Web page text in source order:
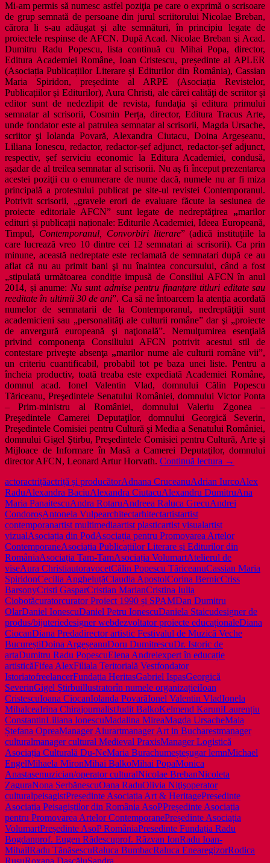
Mi-am permis să numesc astfel poziţia pe care o exprimă o scrisoare
de grup semnată de persoane din jurul scriitorului Nicolae Breban,
cărora li s-au adăugat şi alte semnături, în principiu legate de
proiectele respinse de AFCN. După Acad. Nicolae Breban şi Acad.
Dumitru Radu Popescu, lista continuă cu Mihai Popa, director,
Editura Academiei Române, Ioan Cristescu, președinte al APLER
(Asociația Publicațiilor Literare și Editurilor din România), Cassian
Maria Spiridon, președinte al ARPE (Asociația Revistelor,
Publicațiilor și Editurilor), Aura Christi, ale cărei calităţi de scriitor și
editor sunt de nedezlipit de revista, fundaţia şi editura primului
semnatar al scrisorii, Cosmin Perța, director, Editura Tracus Arte,
unde fondator este al patrulea semnatar al scrisorii, Magda Ursache,
scriitor şi Iolanda Povară, Alexandra Ciutacu, Doina Argeșeanu,
Liliana Ionescu, redactor, redactor-șef adjunct, redactor-șef adjunct,
respectiv, șef serviciu economic la Editura Academiei, condusă,
aşadar de al treilea semnatar al scrisorii. Nu aş fi început prezentarea
acestei poziţii cu o enumerare de nume dacă, numele nu ar fi miza
principală a protestului publicat pe site-ul revistei Contemporanul.
Potrivit scrisorii, „gravele erori de evaluare făcute la sesiunea de
proiecte editoriale AFCN” sunt legate de nedreptăţirea „marilor
edituri și publicații naționale: Editurile Academiei, Ideea Europeană,
Timpul, Contemporanul, Convorbiri literare” (adică instituţiile la
care lucrează vreo 10 dintre cei 12 semnatari ai scrisorii). Ca prin
minune, această nedreptate este reclamată de semnatari după ce au
aflat că nu au primit bani şi nu înaintea concursului, când a fost
„stipulată următoarea condiție impusă de Consiliul AFCN în anul
2014, și anume: Nu sunt admise pentru finanțare titluri editate sau
reeditate în ultimii 30 de ani”. Ca să ne întoarcem la atenţia acordată
numelor de semnatarii de la Contemporanul, nedreptăţiţii sunt
academicieni sau „personalităţi ale culturii române” dar şi „proiecte
de anvergură europeană şi naţională”. Nemulţumirea esenţială
privind componenţa Consiliului AFCN potrivit acestui stil de
contestare priveşte absenţa „marilor nume ale culturii române vii”,
un criteriu cuantificabil, probabil tot pe baza unei liste. Pentru a
încheia productiv, toată treaba este expediată Academiei Române,
domnul acad. Ionel Valentin Vlad, domnului Călin Popescu
Tăriceanu, Preşedintele Senatului României, domnului Victor Ponta
– Prim-ministru al României, domnului Valeriu Zgonea –
Preşedintele Camerei Deputaţilor, domnului Georgică Severin,
Preşedintele Comisiei pentru Cultură şi Media a Senatului României,
domnului Gigel Ştirbu, Preşedintele Comisiei pentru Cultură, Arte şi
Mijloace de Informare în Masă a Camerei Deputaţilor, domnului
director AFCN, Leonard Artur Horvath. Continuă lectura În
culturale
(problemele
protestele
formale)
→
actoractrițăactriță și producătorAdnana CruceanuAdrian IurcoAlex
RaduAlexandra BaciuAlexandra CiutacuAlexandru DumitruAna
Maria PanaitescuAndra RotaruAndreea Raluca GrecuAndrei
CondoroșAntonela Vulpearchitectarhitectartistartist
contemporanartist multimediaartist plasticartist visualartist
vizualAsociația din PodAsociația pentru Promovarea Artelor
ContemporaneAsociația Publicațiilor Literare și Editurilor din
RomâniaAsociația Tam-TamAsociația VolumartAtelierul de
viseAura ChristiautoravocetCălin Popescu TăriceanuCassian Maria
SpiridonCecilia AngheluțăClaudia ApostolCorina BernicCriss
BarsonyCristi GasparCristian MarianCristina Iulia
Ciobotăcuratorcurator Proiect 1990 și SPAMDan Dumitru
OlarDaniel IonescuDaniel Petru IonescuDaniela Staicudesigner de
produs/bijuteriedesigner webdezvoltator proiecte educaționaleDiana
CiocanDiana Predadirector artistic Festivalul de Muzică Veche
BucureștiDoina ArgeșeanuDoru DumitrescuDr. Istoric de
artaDumitru Radu PopescuElena Andreiexpert în educație
artisticăFifea AlexFiliala Teritorială Vestfondator
IstoriatofreelancerFundația HeritasGabriel IspasGeorgică
SeverinGigel Ştirbuillustratorîn numele organizațieiIoan
CristescuIoana CiocanIolanda PovarăIonel Valentin VladIonela
MihalceaIrina ChirajournalistJudit BalkoKelmend KaruniLaurențiu
ConstantinLiliana IonescuMadalina MireaMagda UrsacheMaia
Ștefana OpreaManager Aiurartmanager Art in Bucharestmanager
culturalmanager cultural Medieval PraxisManager Logistică
Asociația Culturală Du-NeMaria Burachumeșteșugar lemnMichael
EngelMihaela MironMihai BalkoMihai PopaMonica
Anastasemuzician/operator culturalNicolae BrebanNicoleta
ZaguraNona ȘerbănescuOana RaduOlivia Niţişoperator
culturalpeisagistPreședinte Asociația Art & HeritagePreședinte
Asociația Peisagiștilor din România AsoPPreședinte Asociația
pentru Promovarea Artelor ContemporanePreședinte Asociația
VolumartPreședinte AsoP RomâniaPresedinte Fundația Radu
Bogdanprof. Eugen Rădescuprof. Răzvan IonRadu Ioan-
MihailRadu TănăsescuRaluca BumbacRaluca EnearegizorRodica